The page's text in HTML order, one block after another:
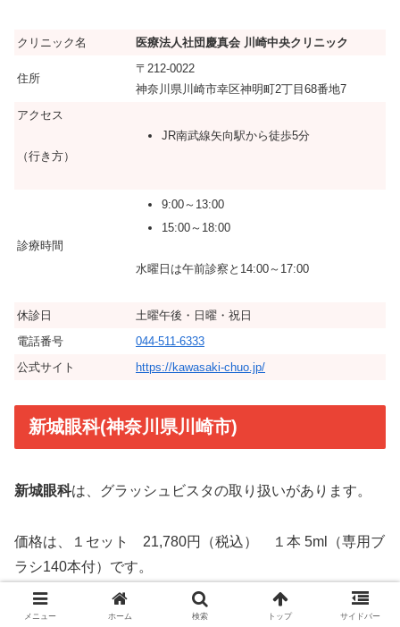
クリニック名 医療法人社団慶真会 川崎中央クリニック
住所
〒212-0022
神奈川県川崎市幸区神明町2丁目68番地7
アクセス
（行き方）
JR南武線矢向駅から徒歩5分
診療時間
9:00～13:00
15:00～18:00
水曜日は午前診察と14:00～17:00
休診日
土曜午後・日曜・祝日
電話番号
044-511-6333
公式サイト
https://kawasaki-chuo.jp/
新城眼科(神奈川県川崎市)
新城眼科は、グラッシュビスタの取り扱いがあります。
価格は、１セット 21,780円（税込） １本 5ml（専用ブ
ラシ140本付）です。
メニュー ホーム 検索 トップ サイドバー